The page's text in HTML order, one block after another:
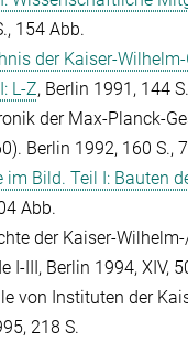
154 Abb.
der Kaiser-
L-Z, Berlin 1991, 144
der Max-Planck-
Berlin 1992, 160 S.,
im Bild. Teil I: Bauten
Abb.
der Kaiser-
III, Berlin 1994, XIV,
von Instituten der
218 S.